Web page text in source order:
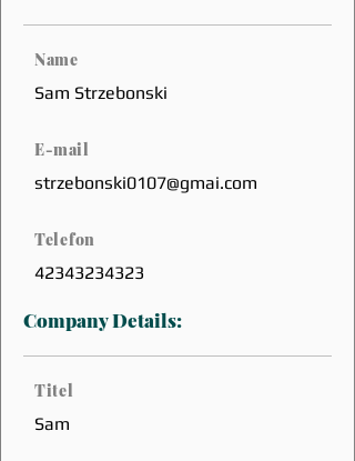
Name
Sam Strzebonski
E-mail
strzebonski0107@gmai.com
Telefon
42343234323
Company Details:
Titel
Sam